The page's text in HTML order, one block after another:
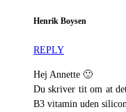
Henrik Boysen
REPLY
Hej Annette 🙂
Du skriver tit om at
B3 vitamin uden